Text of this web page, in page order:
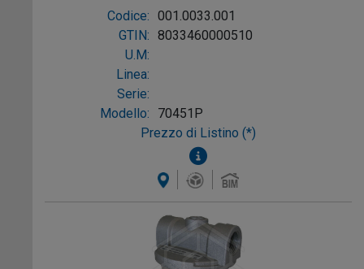
GASOLIO ø3/8"
Codice: 001.0033.001
GTIN: 8033460000510
U.M:
Linea:
Serie:
Modello:
70451P
Prezzo di Listino (*)